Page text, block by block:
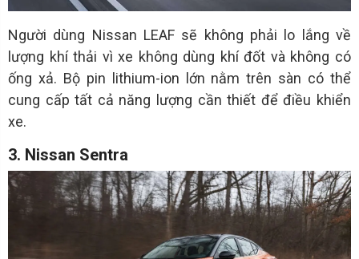
Người dùng Nissan LEAF sẽ không phải lo lắng về
lượng khí thải vì xe không dùng khí đốt và không có
ống xả. Bộ pin lithium-ion lớn nằm trên sàn có thể
cung cấp tất cả năng lượng cần thiết để điều khiển
xe.
3. Nissan Sentra